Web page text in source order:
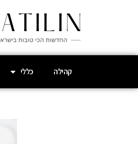
קהילה כללי